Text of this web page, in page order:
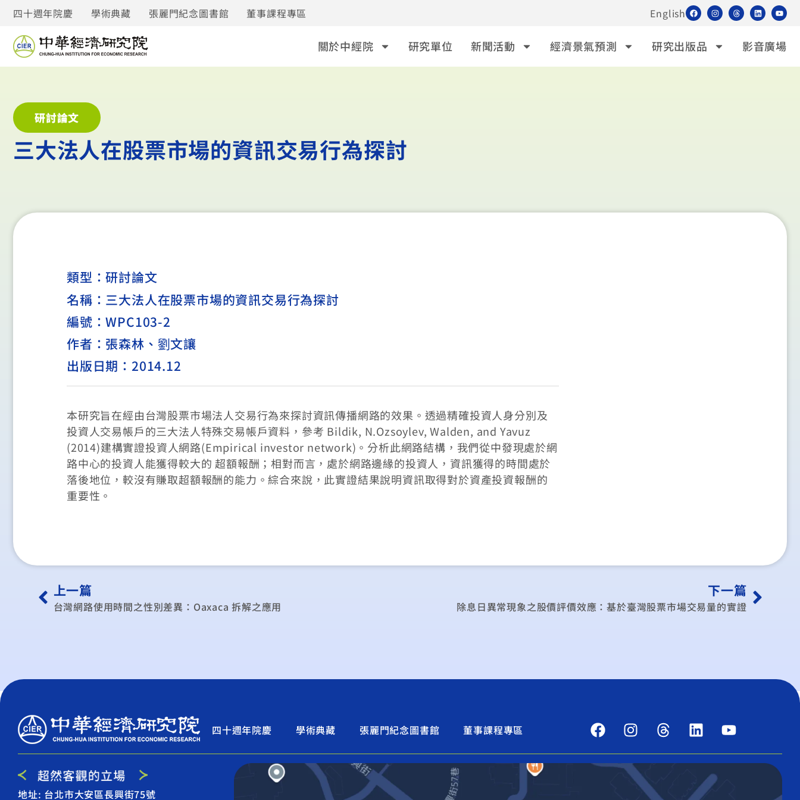
四十週年院慶 學術典藏 張麗門紀念圖書館 董事課程專區 English
關於中經院 研究單位 新聞活動 經濟景氣預測 研究出版品 影音廣場
研討論文
三大法人在股票市場的資訊交易行為探討
類型：研討論文
名稱：三大法人在股票市場的資訊交易行為探討
編號：WPC103-2
作者：張森林、劉文讓
出版日期：2014.12
本研究旨在經由台灣股票市場法人交易行為來探討資訊傳播網路的效果。透過精確投資人身分別及
投資人交易帳戶的三大法人特殊交易帳戶資料，參考 Bildik, N.Ozsoylev, Walden, and Yavuz
(2014)建構實證投資人網路(Empirical investor network)。分析此網路結構，我們從中發現處於網
路中心的投資人能獲得較大的 超額報酬；相對而言，處於網路邊緣的投資人，資訊獲得的時間處於
落後地位，較沒有賺取超額報酬的能力。綜合來說，此實證結果說明資訊取得對於資產投資報酬的
重要性。
上一篇
台灣網路使用時間之性別差異：Oaxaca 拆解之應用
下一篇
除息日異常現象之股價評價效應：基於臺灣股票市場交易量的實證
四十週年院慶 學術典藏 張麗門紀念圖書館 董事課程專區
地址: 台北市大安區長興街75號